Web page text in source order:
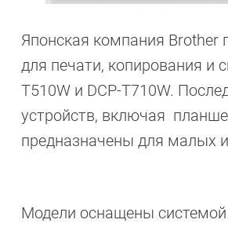
Японская компания Brother
для печати, копирования и
T510W и DCP-T710W.
устройств, включая
предназначены для малых
Модели оснащены системой